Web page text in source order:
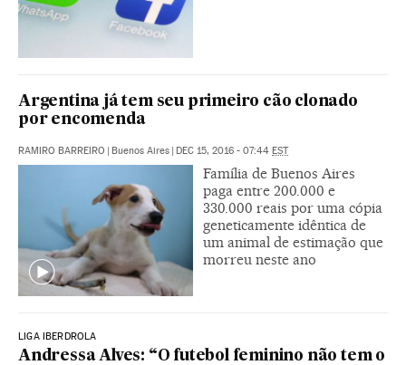
Argentina já tem seu primeiro cão clonado
por encomenda
RAMIRO BARREIRO | Buenos Aires | DEC 15, 2016 - 07:44 EST
Família de Buenos Aires
paga entre 200.000 e
330.000 reais por uma cópia
geneticamente idêntica de
um animal de estimação que
morreu neste ano
LIGA IBERDROLA
Andressa Alves: “O futebol feminino não tem o